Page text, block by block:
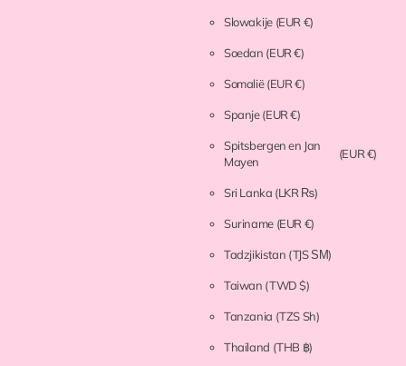
Slowakije (EUR €)
Soedan (EUR €)
Somalië(EUR €)
Spanje(EUR €)
Spitsbergen en Jan
Mayen
(EUR €)
Sri Lanka (LKR ₨)
Suriname (EUR €)
Tadzjikistan (TJS ЅМ)
Taiwan (TWD $)
Tanzania (TZS Sh)
Thailand (THB ฿)